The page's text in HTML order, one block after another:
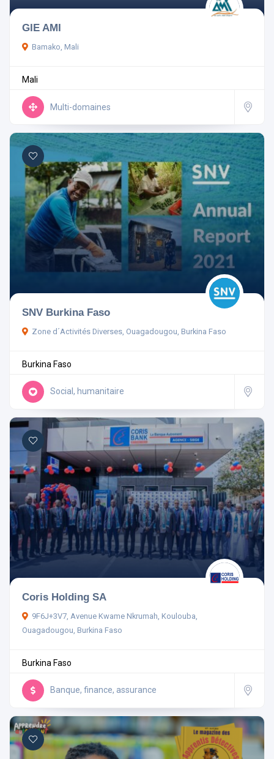
GIE AMI
Bamako, Mali
Mali
Multi-domaines
SNV Burkina Faso
Zone d´Activités Diverses, Ouagadougou, Burkina Faso
Burkina Faso
Social, humanitaire
Coris Holding SA
9F6J+3V7, Avenue Kwame Nkrumah, Koulouba,
Ouagadougou, Burkina Faso
Burkina Faso
Banque, finance, assurance